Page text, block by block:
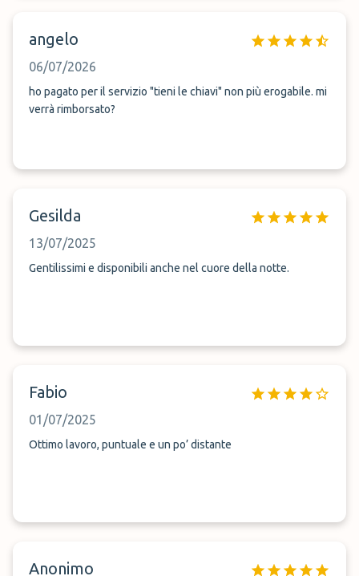
angelo
06/07/2026
ho pagato per il servizio "tieni le chiavi" non più erogabile. mi
verrà rimborsato?
Gesilda
13/07/2025
Gentilissimi e disponibili anche nel cuore della notte.
Fabio
01/07/2025
Ottimo lavoro, puntuale e un po’ distante
Anonimo